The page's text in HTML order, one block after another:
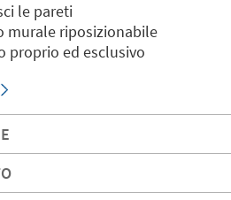
le pareti
murale riposizionabile
proprio ed esclusivo